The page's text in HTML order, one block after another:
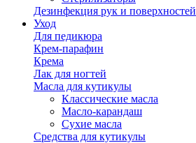
Дезинфекция рук и поверхностей
Уход
Для педикюра
Крем-парафин
Крема
Лак для ногтей
Масла для кутикулы
Классические масла
Масло-карандаш
Сухие масла
Средства для кутикулы